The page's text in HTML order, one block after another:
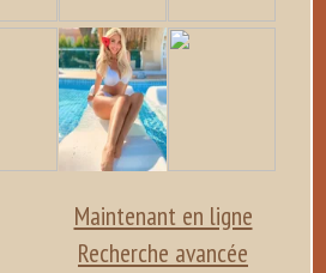
Maintenant en ligne
Recherche avancée